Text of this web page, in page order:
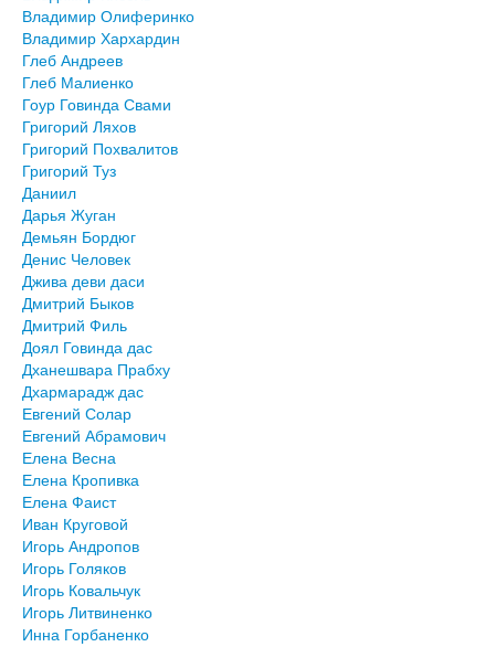
Владимир Олиферинко
Владимир Хархардин
Глеб Андреев
Глеб Малиенко
Гоур Говинда Свами
Григорий Ляхов
Григорий Похвалитов
Григорий Туз
Даниил
Дарья Жуган
Демьян Бордюг
Денис Человек
Джива деви даси
Дмитрий Быков
Дмитрий Филь
Доял Говинда дас
Дханешвара Прабху
Дхармарадж дас
Евгений Солар
Евгений Абрамович
Елена Весна
Елена Кропивка
Елена Фаист
Иван Круговой
Игорь Андропов
Игорь Голяков
Игорь Ковальчук
Игорь Литвиненко
Инна Горбаненко